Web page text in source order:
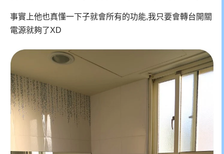
事實上他也真懂一下子就會所有的功能,我只要會轉台開關
電源就夠了XD